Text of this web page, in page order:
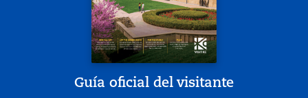
Guía oficial del visitante